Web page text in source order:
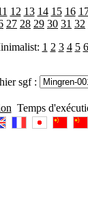
12 13 14 15 16
27 28 29 30 31 32
1 2 3 4 5 6
sgf :
Temps